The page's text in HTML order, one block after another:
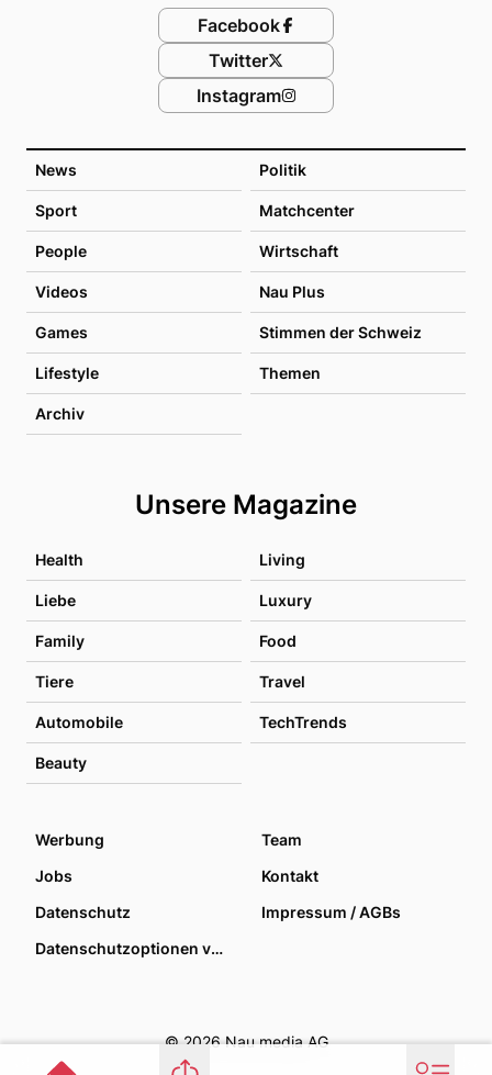
News Politik
Sport Matchcenter
People Wirtschaft
Videos Nau Plus
Games Stimmen der Schweiz
Lifestyle Themen
Archiv
Unsere Magazine
Health Living
Liebe Luxury
Family Food
Tiere Travel
Automobile TechTrends
Beauty
Facebook
Twitter
Instagram
Werbung
Team
Jobs
Kontakt
Datenschutz
Impressum / AGBs
Datenschutzoptionen verwalten
© 2026 Nau media AG